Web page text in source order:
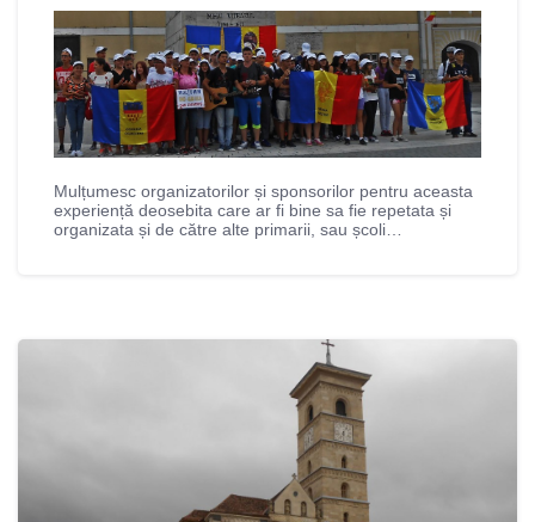
Mulțumesc organizatorilor și sponsorilor pentru aceasta
experiență deosebita care ar fi bine sa fie repetata și
organizata și de către alte primarii, sau școli…